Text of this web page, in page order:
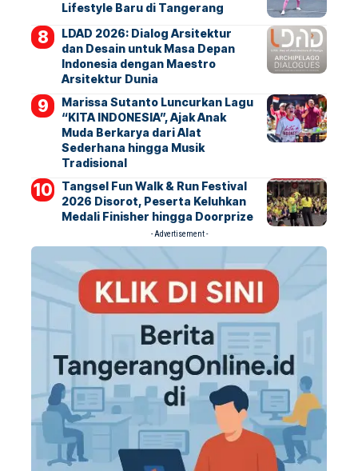
Lifestyle Baru di Tangerang
LDAD 2026: Dialog Arsitektur
dan Desain untuk Masa Depan
Indonesia dengan Maestro
Arsitektur Dunia
Marissa Sutanto Luncurkan Lagu
“KITA INDONESIA”, Ajak Anak
Muda Berkarya dari Alat
Sederhana hingga Musik
Tradisional
Tangsel Fun Walk & Run Festival
2026 Disorot, Peserta Keluhkan
Medali Finisher hingga Doorprize
- Advertisement -